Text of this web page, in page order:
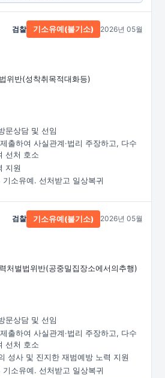
위반(성착취목적대화등)
검찰 기소유예(불기소) 2026년 05월
문상담 및 선임
출하여 사실관계·법리 주장하고, 다수
선처 호소
지원
소유예. 선처받고 일상복귀
처벌법위반(공중밀집장소에서의추행)
검찰 기소유예(불기소) 2026년 05월
문상담 및 선임
출하여 사실관계·법리 주장하고, 다수
선처 호소
성사 및 진지한 재범예방 노력 지원
소유예. 선처받고 일상복귀